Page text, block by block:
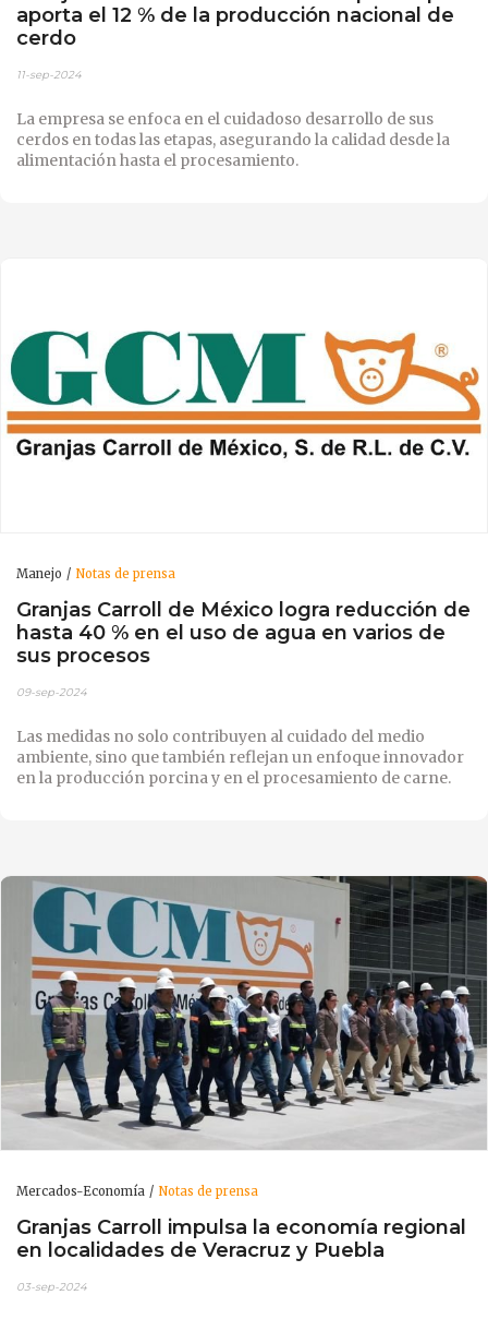
aporta el 12 % de la producción nacional de
cerdo
11-sep-2024
La empresa se enfoca en el cuidadoso desarrollo de sus
cerdos en todas las etapas, asegurando la calidad desde la
alimentación hasta el procesamiento.
Manejo Notas de prensa
Granjas Carroll de México logra reducción de
hasta 40 % en el uso de agua en varios de
sus procesos
09-sep-2024
Las medidas no solo contribuyen al cuidado del medio
ambiente, sino que también reflejan un enfoque innovador
en la producción porcina y en el procesamiento de carne.
Mercados-Economía Notas de prensa
Granjas Carroll impulsa la economía regional
en localidades de Veracruz y Puebla
03-sep-2024